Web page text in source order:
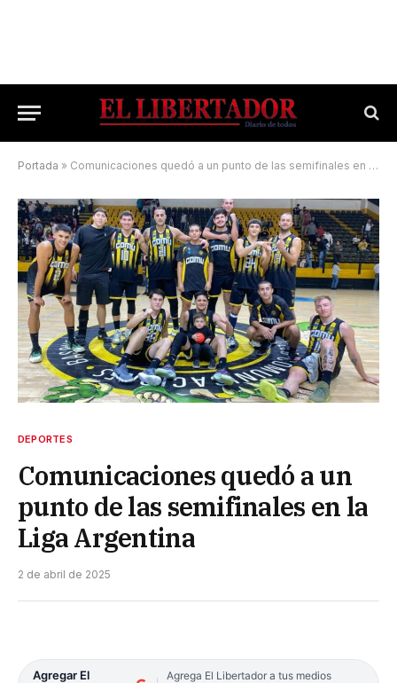
Portada » Comunicaciones quedó a un punto de las semifinales en la Liga Argentina
DEPORTES
Comunicaciones quedó a un
punto de las semifinales en la
Liga Argentina
2 de abril de 2025
Agregar El
Agrega El Libertador a tus medios